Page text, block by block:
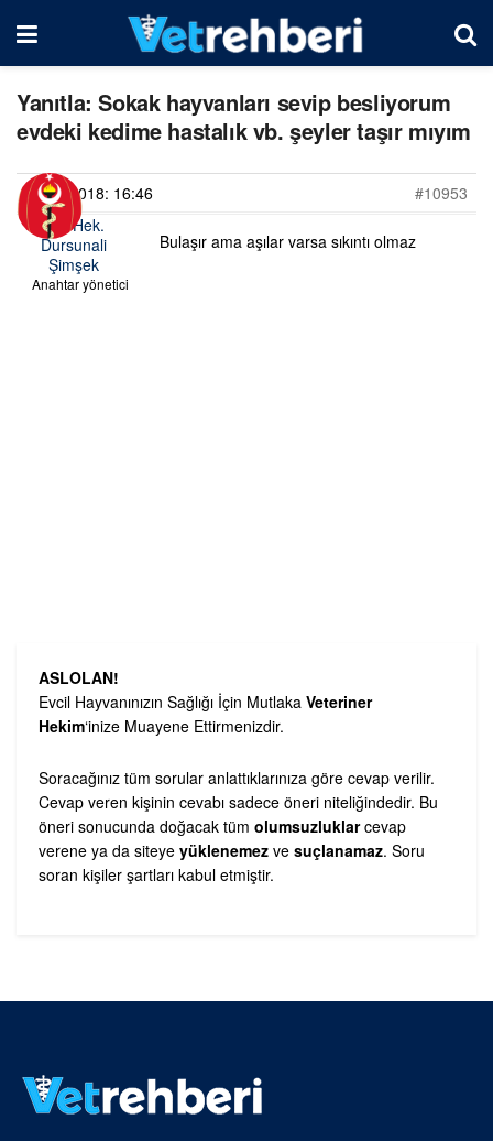
Yanıtla: Sokak hayvanları sevip besliyorum
evdeki kedime hastalık vb. şeyler taşır mıyım
22/05/2018: 16:46
#10953
Vet. Hek.
Dursunali
Şimşek
Anahtar yönetici
Bulaşır ama aşılar varsa sıkıntı olmaz
ASLOLAN!
Evcil Hayvanınızın Sağlığı İçin Mutlaka Veteriner
Hekim‘inize Muayene Ettirmenizdir.
Soracağınız tüm sorular anlattıklarınıza göre cevap verilir.
Cevap veren kişinin cevabı sadece öneri niteliğindedir. Bu
öneri sonucunda doğacak tüm olumsuzluklarcevap
verene ya da siteye yüklenemez ve suçlanamaz. Soru
soran kişiler şartları kabul etmiştir.